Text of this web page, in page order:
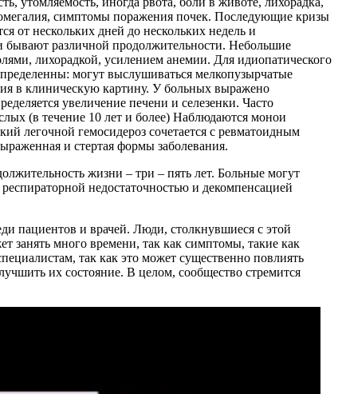
симптомы поражения почек. Последующие кризы
от нескольких дней до нескольких недель и
различной продолжительности. Небольшие
лихорадкой, усилением анемии. Для идиопатического
могут выслушиваться мелкопузырчатые
в клиническую картину. У больных выражено
увеличение печени и селезенки. Часто
(в течение 10 лет и более) Наблюдаются монои
легочной гемосидероз сочетается с ревматоидным
и стертая формы заболевания.
жизни – три – пять лет. Больные могут
недостаточностью и декомпенсацией
пациентов и врачей. Люди, столкнувшиеся с этой
занять много времени, так как симптомы, такие как
так как это может существенно повлиять
их состояние. В целом, сообщество стремится